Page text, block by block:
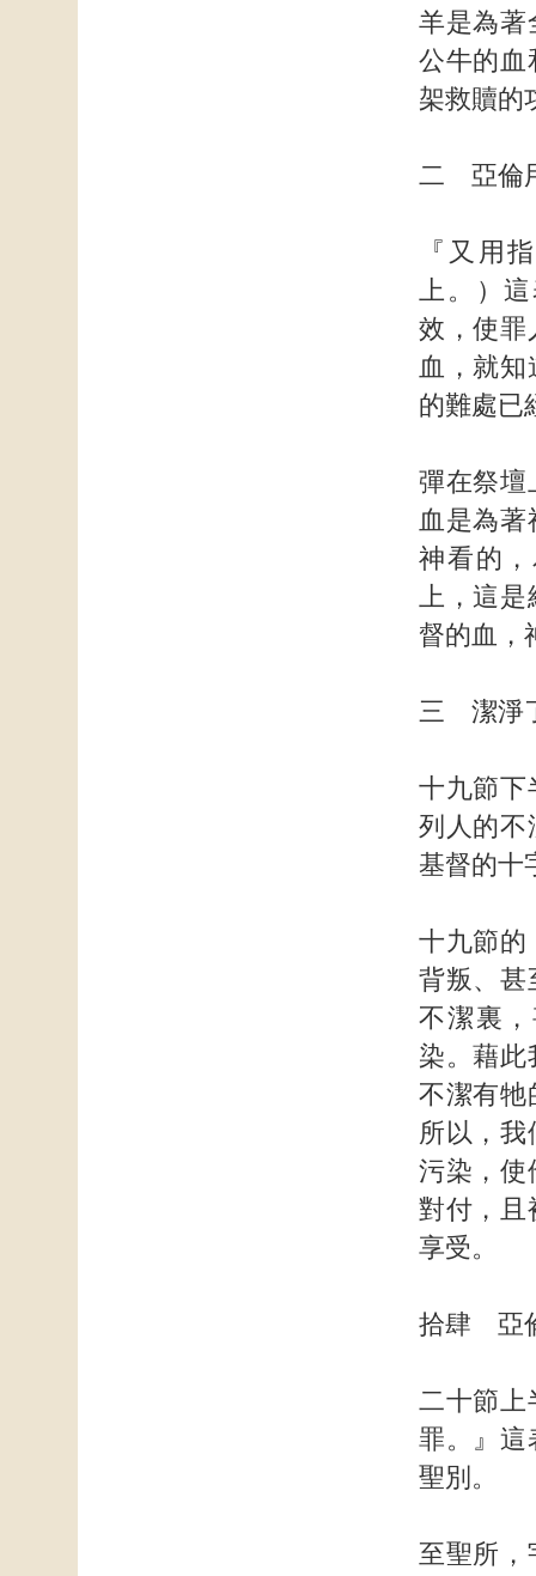
羊是為著
公牛的血
架救贖的
二 亞倫
『又用
上。）
效，使罪
血，就
的難處已
彈在祭壇
血是為
神看的
上，這是
督的血，
三 潔淨
十九節下
列人的不
基督的十
十九節的
背叛、甚
不潔裏
染。藉此
不潔有牠
所以，
污染，使
對付，且
享受。
拾肆 亞
二十節上
罪。』這
聖別。
至聖所，